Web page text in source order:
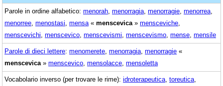
Parole in ordine alfabetico: menorah menorragia menorragie menorrea
menorree menostasi mensa « menscevica » mensceviche
menscevichi menscevico menscevismi menscevismo mense mensile
Parole di dieci lettere: menomerete menorragia menorragie «
menscevica » menscevico mensolacce mensoletta
Vocabolario inverso (per trovare le rime): idroterapeutica toreutica